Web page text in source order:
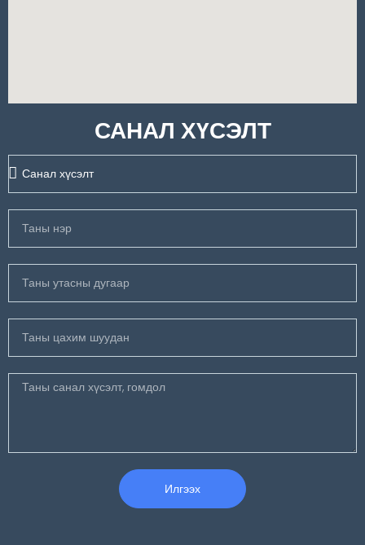
САНАЛ ХҮСЭЛТ
Илгээх